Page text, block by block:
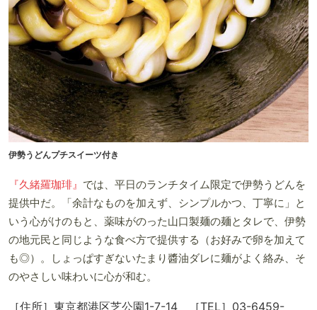
伊勢うどんプチスイーツ付き
『久緒羅珈琲』 では、平日のランチタイム限定で伊勢うどんを
提供中だ。「余計なものを加えず、シンプルかつ、丁寧に」と
いう心がけのもと、薬味がのった山口製麺の麺とタレで、伊勢
の地元民と同じような食べ方で提供する（お好みで卵を加えて
も◎）。しょっぱすぎないたまり醬油ダレに麺がよく絡み、そ
のやさしい味わいに心が和む。
［住所］東京都港区芝公園1-7-14 ［TEL］03-6459-